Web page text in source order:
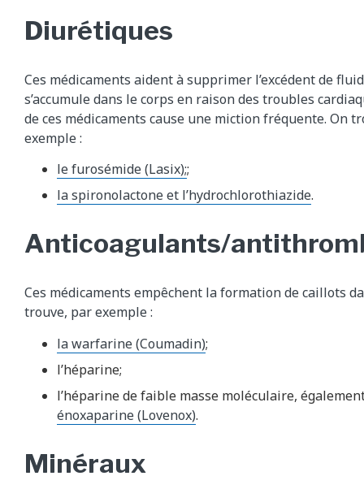
Diurétiques
Ces médicaments aident à supprimer l’excédent de
s’accumule dans le corps en raison des troubles
de ces médicaments cause une miction fréquente. On
exemple :
le furosémide (Lasix);;
la spironolactone et l’hydrochlorothiazide.
Anticoagulants/
Ces médicaments empêchent la formation de caillots
trouve, par exemple :
la warfarine (Coumadin);
l’héparine;
l’héparine de faible masse moléculaire,
énoxaparine (Lovenox).
Minéraux